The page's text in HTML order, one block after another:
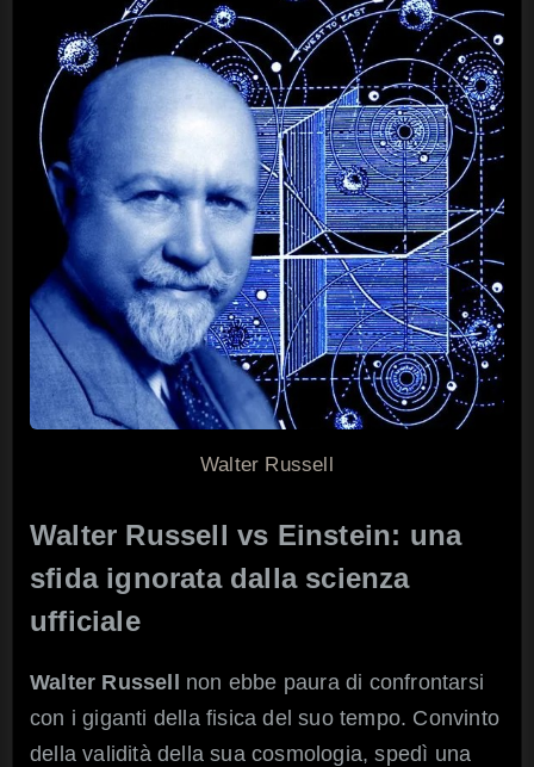
Walter Russell
Walter Russell vs Einstein: una
sfida ignorata dalla scienza
ufficiale
Walter Russell non ebbe paura di confrontarsi
con i giganti della fisica del suo tempo. Convinto
della validità della sua cosmologia, spedì una